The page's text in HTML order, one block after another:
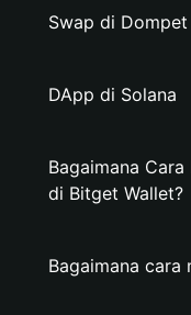
Swap di Dompet
DApp di Solana
Bagaimana
di Bitget Wallet?
Bagaimana cara